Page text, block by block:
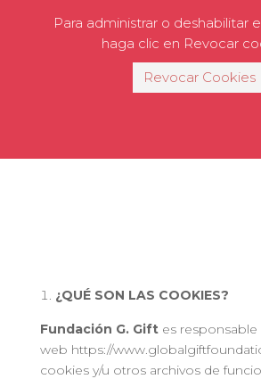
Para administrar o deshabilitar
haga clic en Revocar
Revocar Cookies
¿QUÉ SON LAS COOKIES?
Fundación G. Giftes responsable
web https://
cookies y/u otros archivos de